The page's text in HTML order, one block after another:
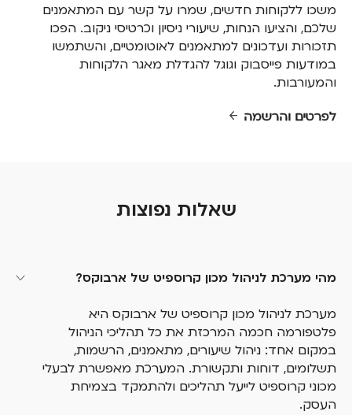
משכו ללקוחות חדשים, שמרו על קשר עם המתאמנים
שלכם, והציעו הנחות, שיעורי ניסיון וכרטיסי ניקוב. הפכו
תזכורות ועדכונים למתאמנים לאוטומטיים, והשתמשו
במודעות פייסבוק וגוגל להגדלת מאגר הלקוחות
והמעורבות.
לפרטים והרשמה
שאלות נפוצות
מהי מערכת לניהול מכון קרוספיט של ארבוקס?
מערכת לניהול מכון קרוספיט של ארבוקס היא
פלטפורמה חכמה המרכזת את כל תהליכי הניהול
במקום אחד: ניהול שיעורים, מתאמנים, הרשמות,
תשלומים, דוחות ותקשורת. המערכת מאפשרת לבעלי
מכוני קרוספיט לייעל תהליכים ולהתמקד בצמיחת
העסק.